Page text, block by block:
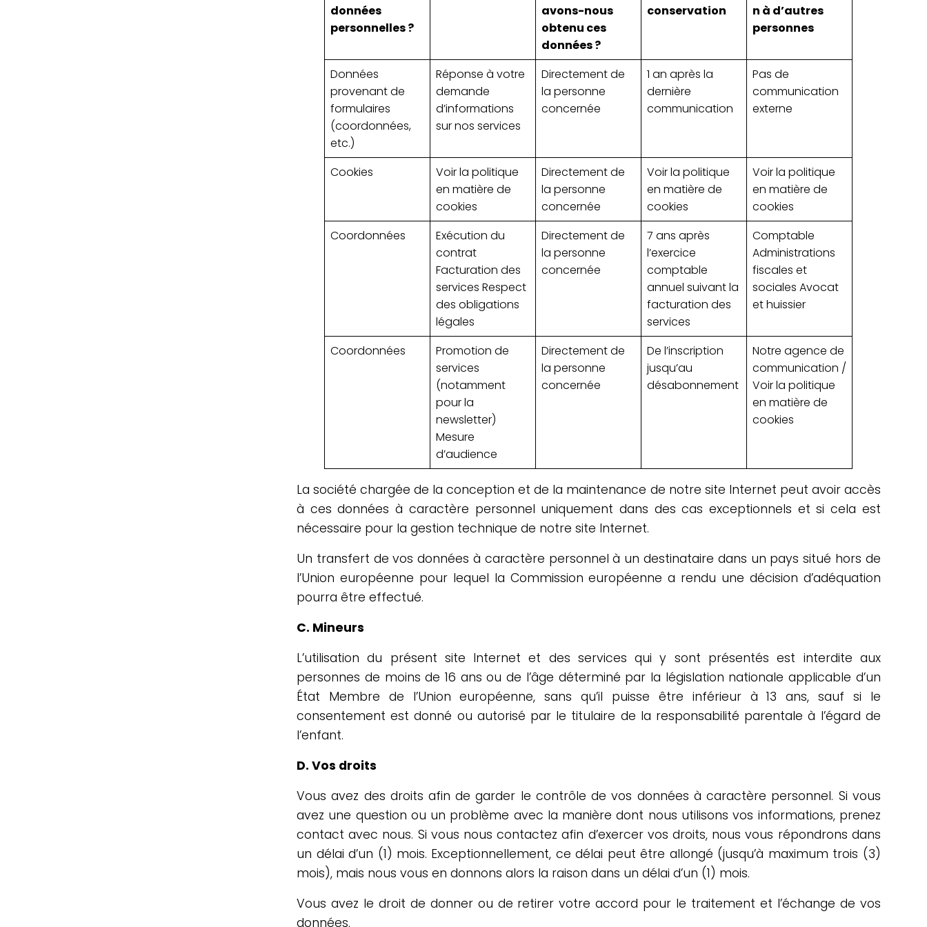
données
personnelles ?
avons-nous
obtenu ces
données ?
conservation
n à d’autres
personnes
Données
provenant de
formulaires
(coordonnées,
etc.)
Réponse à votre
demande
d’informations
sur nos services
Directement de
la personne
concernée
1 an après la
dernière
communication
Pas de
communication
externe
Cookies
Voir la politique
en matière de
cookies
Directement de
la personne
concernée
Voir la politique
en matière de
cookies
Voir la politique
en matière de
cookies
Coordonnées
Exécution du
contrat
Facturation des
services Respect
des obligations
légales
Directement de
la personne
concernée
7 ans après
l’exercice
comptable
annuel suivant la
facturation des
services
Comptable
Administrations
fiscales et
sociales Avocat
et huissier
Coordonnées
Promotion de
services
(notamment
pour la
newsletter)
Mesure
d’audience
Directement de
la personne
concernée
De l’inscription
jusqu’au
désabonnement
Notre agence de
communication /
Voir la politique
en matière de
cookies
La société chargée de la conception et de la maintenance de notre site Internet peut avoir accès
à ces données à caractère personnel uniquement dans des cas exceptionnels et si cela est
nécessaire pour la gestion technique de notre site Internet.
Un transfert de vos données à caractère personnel à un destinataire dans un pays situé hors de
l’Union européenne pour lequel la Commission européenne a rendu une décision d’adéquation
pourra être effectué.
C. Mineurs
L’utilisation du présent site Internet et des services qui y sont présentés est interdite aux
personnes de moins de 16 ans ou de l’âge déterminé par la législation nationale applicable d’un
État Membre de l’Union européenne, sans qu’il puisse être inférieur à 13 ans, sauf si le
consentement est donné ou autorisé par le titulaire de la responsabilité parentale à l’égard de
l’enfant.
D. Vos droits
Vous avez des droits afin de garder le contrôle de vos données à caractère personnel. Si vous
avez une question ou un problème avec la manière dont nous utilisons vos informations, prenez
contact avec nous. Si vous nous contactez afin d’exercer vos droits, nous vous répondrons dans
un délai d’un (1) mois. Exceptionnellement, ce délai peut être allongé (jusqu’à maximum trois (3)
mois), mais nous vous en donnons alors la raison dans un délai d’un (1) mois.
Vous avez le droit de donner ou de retirer votre accord pour le traitement et l’échange de vos
données.